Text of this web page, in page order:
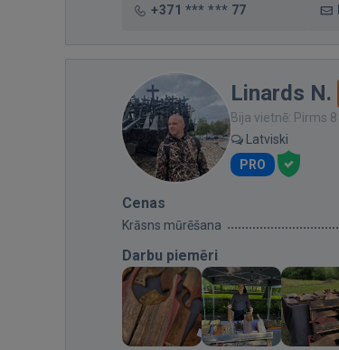
+371 *** *** 77
Linards N.
Bija vietnē: Pirms 8
Latviski
PRO
Cenas
Krāsns mūrēšana
Darbu piemēri